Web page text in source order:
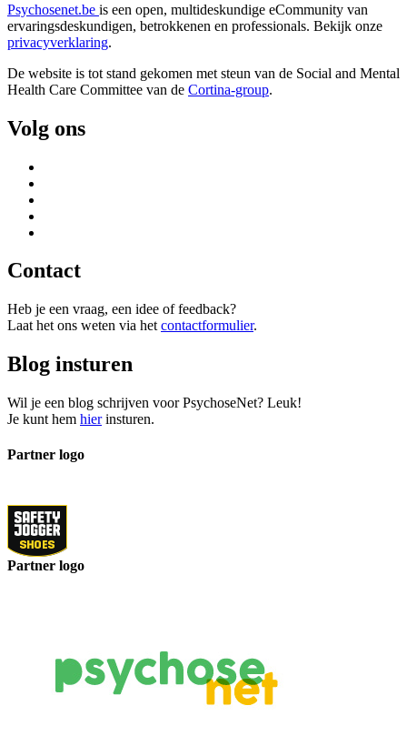
Psychosenet.be is een open, multideskundige eCommunity van
ervaringsdeskundigen, betrokkenen en professionals. Bekijk onze
privacyverklaring.
De website is tot stand gekomen met steun van de Social and Mental
Health Care Committee van de Cortina-group.
Volg ons
Contact
Heb je een vraag, een idee of feedback?
Laat het ons weten via het contactformulier.
Blog insturen
Wil je een blog schrijven voor PsychoseNet? Leuk!
Je kunt hem hierinsturen.
Partner logo
Partner logo